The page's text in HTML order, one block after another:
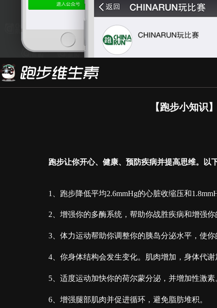
【跑步小知识
跑步让你开心、健康、预防疾病并提高思维。以
1、跑步降低平均2.6mmHg的心脏收缩压和
2、增强你的多酶系统，帮助你战胜疾病和增强
3、体力运动帮助你调整你的胰岛分泌水平，使
4、你身体结构会发生变化。肌肉增加，身体代
5、适度运动加快你的荷尔蒙分泌，并增加性激素
6、增强腿部肌肉并促进循环，避免脂肪堆积。